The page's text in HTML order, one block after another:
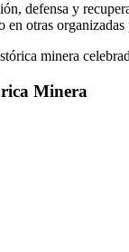
defensa y
otras
minera
Minera